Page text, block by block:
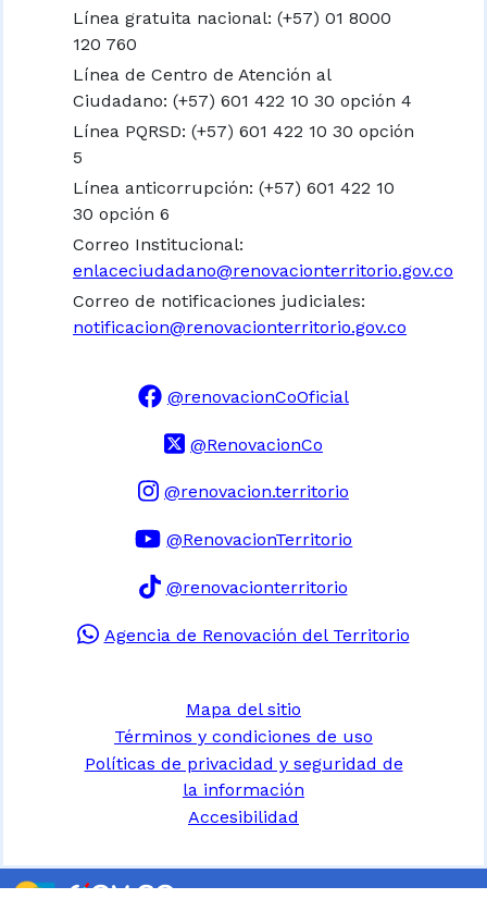
Línea gratuita nacional: (+57) 01 8000
120 760
Línea de Centro de Atención al
Ciudadano: (+57) 601 422 10 30 opción 4
Línea PQRSD: (+57) 601 422 10 30 opción
5
Línea anticorrupción: (+57) 601 422 10
30 opción 6
Correo Institucional:
enlaceciudadano@renovacionterritorio.gov.co
Correo de notificaciones judiciales:
notificacion@renovacionterritorio.gov.co
@renovacionCoOficial
@RenovacionCo
@renovacion.territorio
@RenovacionTerritorio
@renovacionterritorio
Agencia de Renovación del Territorio
Mapa del sitio
Términos y condiciones de uso
Políticas de privacidad y seguridad de
la información
Accesibilidad